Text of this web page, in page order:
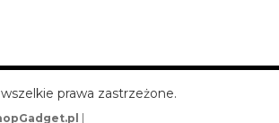
prawa zastrzeżone.
|